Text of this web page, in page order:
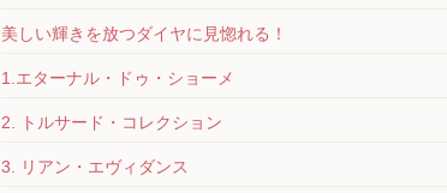
美しい輝きを放つダイヤに見惚れる！
1.エターナル・ドゥ・ショーメ
2. トルサード・コレクション
3. リアン・エヴィダンス